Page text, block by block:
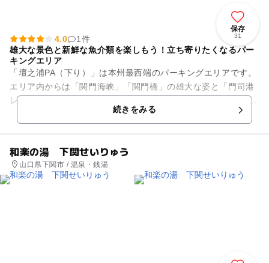
保存
31
4.0
1件
雄大な景色と新鮮な魚介類を楽しもう！立ち寄りたくなるパー
キングエリア
「壇之浦PA（下り）」は本州最西端のパーキングエリアです。
エリア内からは「関門海峡」「関門橋」の雄大な姿と「門司港
レトロ」の夜景も望むことが出来ます。 また、店舗内のフード
続きをみる
和楽の湯 下関せいりゅう
山口県下関市 / 温泉・銭湯